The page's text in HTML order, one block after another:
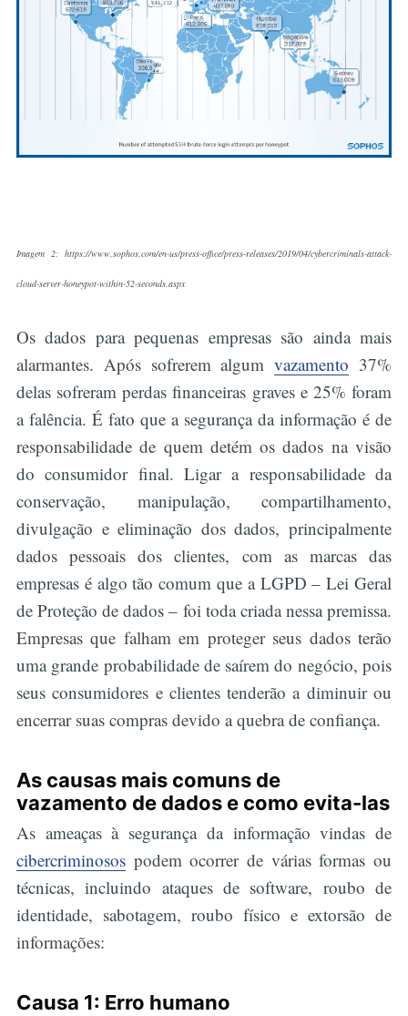
Imagem 2: https://www.sophos.com/en-us/press-office/press-releases/2019/04/cybercriminals-attack-
cloud-server-honeypot-within-52-seconds.aspx
Os dados para pequenas empresas são ainda mais
alarmantes. Após sofrerem algumvazamento 37%
delas sofreram perdas financeiras graves e 25% foram
a falência. É fato que a segurança da informação é de
responsabilidade de quem detém os dados na visão
do consumidor final. Ligar a responsabilidade da
conservação, manipulação, compartilhamento,
divulgação e eliminação dos dados, principalmente
dados pessoais dos clientes, com as marcas das
empresas é algo tão comum que a LGPD – Lei Geral
de Proteção de dados – foi toda criada nessa premissa.
Empresas que falham em proteger seus dados terão
uma grande probabilidade de saírem do negócio, pois
seus consumidores e clientes tenderão a diminuir ou
encerrar suas compras devido a quebra de confiança.
As causas mais comuns de
vazamento de dados e como evita-las
As ameaças à segurança da informação vindas de
cibercriminosospodem ocorrer de várias formas ou
técnicas, incluindo ataques de software, roubo de
identidade, sabotagem, roubo físico e extorsão de
informações:
Causa 1: Erro humano